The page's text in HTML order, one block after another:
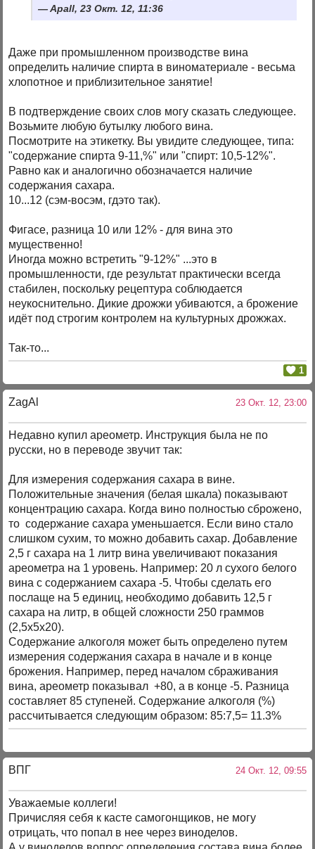
Apall, 23 Окт. 12, 11:36
Даже при промышленном производстве вина
определить наличие спирта в виноматериале - весьма
хлопотное и приблизительное занятие!
В подтверждение своих слов могу сказать следующее.
Возьмите любую бутылку любого вина.
Посмотрите на этикетку. Вы увидите следующее, типа:
"содержание спирта 9-11,%" или "спирт: 10,5-12%".
Равно как и аналогично обозначается наличие
содержания сахара.
10...12 (сэм-восэм, гдэто так).
Фигасе, разница 10 или 12% - для вина это
мущественно!
Иногда можно встретить "9-12%" ...это в
промышленности, где результат практически всегда
стабилен, поскольку рецептура соблюдается
неукоснительно. Дикие дрожжи убиваются, а брожение
идёт под строгим контролем на культурных дрожжах.
Так-то...
1
ZagAl 23 Окт. 12, 23:00
Недавно купил ареометр. Инструкция была не по
русски, но в переводе звучит так:
Для измерения содержания сахара в вине.
Положительные значения (белая шкала) показывают
концентрацию сахара. Когда вино полностью сброжено,
то содержание сахара уменьшается. Если вино стало
слишком сухим, то можно добавить сахар. Добавление
2,5 г сахара на 1 литр вина увеличивают показания
ареометра на 1 уровень. Например: 20 л сухого белого
вина с содержанием сахара -5. Чтобы сделать его
послаще на 5 единиц, необходимо добавить 12,5 г
сахара на литр, в общей сложности 250 граммов
(2,5x5x20).
Содержание алкоголя может быть определено путем
измерения содержания сахара в начале и в конце
брожения. Например, перед началом сбраживания
вина, ареометр показывал +80, а в конце -5. Разница
составляет 85 ступеней. Содержание алкоголя (%)
рассчитывается следующим образом: 85:7,5= 11.3%
ВПГ 24 Окт. 12, 09:55
Уважаемые коллеги!
Причисляя себя к касте самогонщиков, не могу
отрицать, что попал в нее через виноделов.